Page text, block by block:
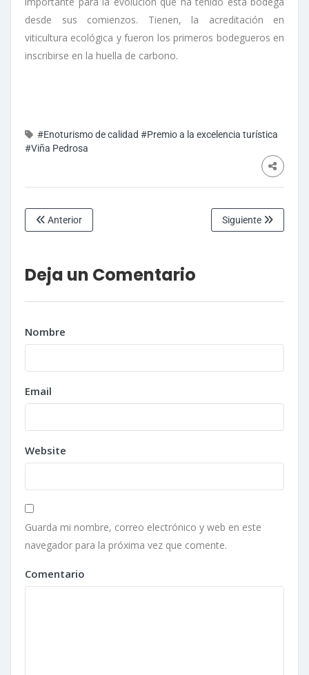
desde sus comienzos. Tienen, la acreditación en
viticultura ecológica y fueron los primeros bodegueros en
inscribirse en la huella de carbono.
#Enoturismo de calidad #Premio a la excelencia turística
#Viña Pedrosa
Anterior Siguiente
Deja un Comentario
Nombre
Email
Website
Guarda mi nombre, correo electrónico y web en este
navegador para la próxima vez que comente.
Comentario